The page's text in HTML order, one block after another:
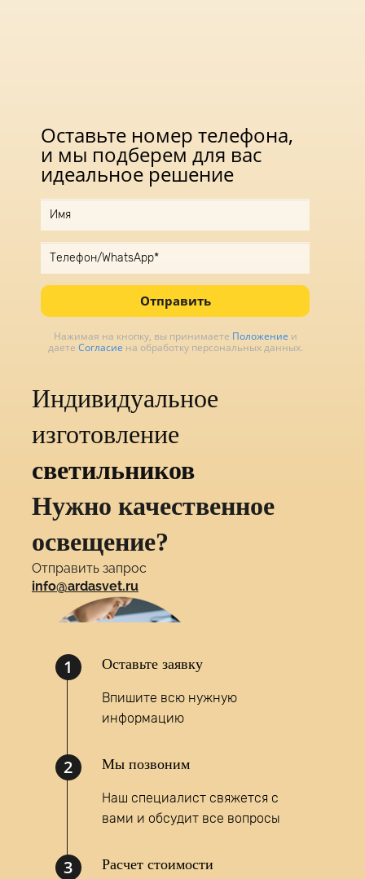
Оставьте номер телефона,
и мы подберем для вас
идеальное решение
Отправить
Нажимая на кнопку, вы принимаете Положение и
даете Согласие на обработку персональных данных.
Индивидуальное
изготовление
светильников
Нужно качественное
освещение?
Отправить запрос
info@ardasvet.ru
Написать запрос
MAX
1 Оставьте заявку
Впишите всю нужную
информацию
2 Мы позвоним
Наш специалист свяжется с
вами и обсудит все вопросы
3 Расчет стоимости